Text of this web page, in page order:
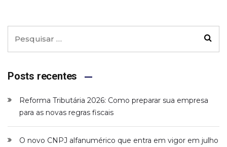
Posts recentes
Reforma Tributária 2026: Como preparar sua empresa
para as novas regras fiscais
O novo CNPJ alfanumérico que entra em vigor em julho